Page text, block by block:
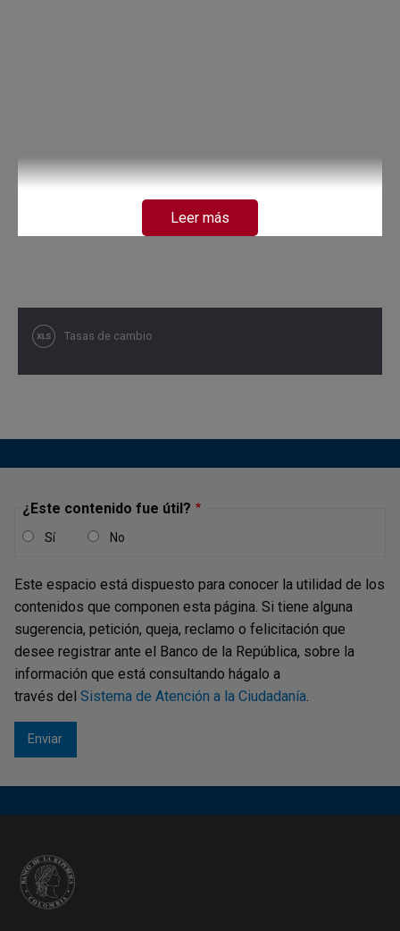
Tasas de cambio
Leer más
¿Este contenido fue útil?
Sí No
Este espacio está dispuesto para conocer la utilidad de los
contenidos que componen esta página. Si tiene alguna
sugerencia, petición, queja, reclamo o felicitación que
desee registrar ante el Banco de la República, sobre la
información que está consultando hágalo a
través del Sistema de Atención a la Ciudadanía